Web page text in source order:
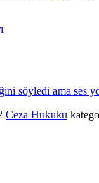
söyledi ama ses
Ceza Hukuku